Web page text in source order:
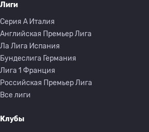
Лиги
Серия A Италия
Английская Премьер Лига
Ла Лига Испания
Бундеслига Германия
Лига 1 Франция
Российская Премьер Лига
Все лиги
Клубы